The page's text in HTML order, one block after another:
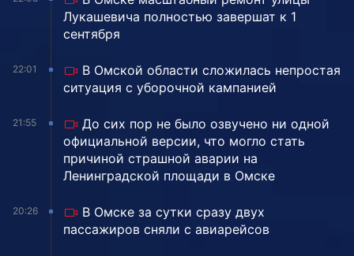
Лукашевича полностью завершат к 1
сентября
22:01
В Омской области сложилась непростая
ситуация с уборочной кампанией
21:55
До сих пор не было озвучено ни одной
официальной версии, что могло стать
причиной страшной аварии на
Ленинградской площади в Омске
20:26
В Омске за сутки сразу двух
пассажиров сняли с авиарейсов